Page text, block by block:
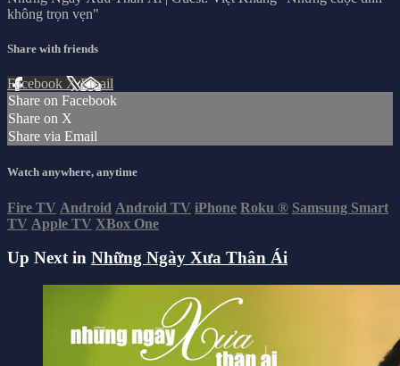
không trọn vẹn"
Share with friends
Facebook XEmail
Share on Facebook
Share on X
Share via Email
Watch anywhere, anytime
Fire TV Android Android TV iPhone Roku ® Samsung Smart
TV Apple TV XBox One
Up Next in Những Ngày Xưa Thân Ái